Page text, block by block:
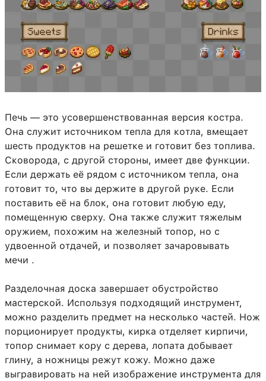
Печь — это усовершенствованная версия костра.
Она служит источником тепла для котла, вмещает
шесть продуктов на решетке и готовит без топлива.
Сковорода, с другой стороны, имеет две функции.
Если держать её рядом с источником тепла, она
готовит то, что вы держите в другой руке. Если
поставить её на блок, она готовит любую еду,
помещенную сверху. Она также служит тяжелым
оружием, похожим на железный топор, но с
удвоенной отдачей, и позволяет зачаровывать
мечи .
Разделочная доска завершает обустройство
мастерской. Используя подходящий инструмент,
можно разделить предмет на несколько частей. Нож
порционирует продукты, кирка отделяет кирпичи,
топор снимает кору с дерева, лопата добывает
глину, а ножницы режут кожу. Можно даже
выгравировать на ней изображение инструмента для